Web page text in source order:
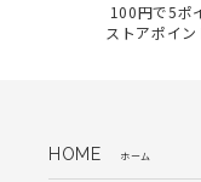
100円で5ポ
ストアポイ
HOME ホーム